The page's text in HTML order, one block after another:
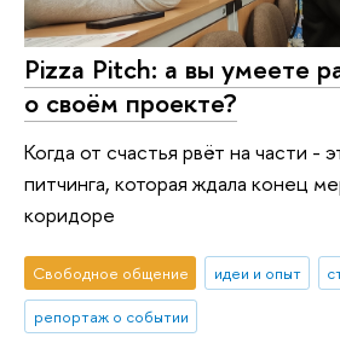
Pizza Pitch: а вы умеете
о своём проекте?
Когда от счастья рвёт на части -
питчинга, которая ждала конец
коридоре
Свободное общение идеи и опыт
репортаж о событии